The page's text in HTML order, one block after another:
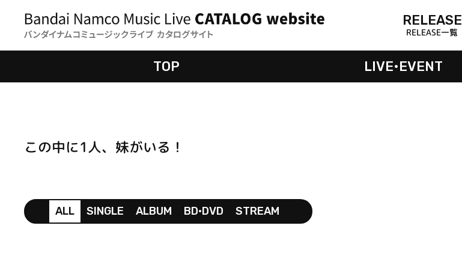
RELEASE
RELEASE一覧
TOP LIVE•EVENT
この中に1人、妹がいる！
ALL SINGLE ALBUM BD•DVD STREAM